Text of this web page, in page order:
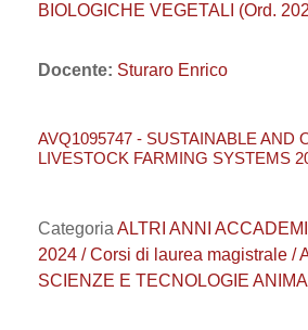
BIOLOGICHE VEGETALI (Ord.
Docente: Sturaro Enrico
AVQ1095747 - SUSTAINABLE AND
LIVESTOCK FARMING SYSTEMS
Categoria ALTRI ANNI
2024 / Corsi di laurea magistrale /
SCIENZE E TECNOLOGIE